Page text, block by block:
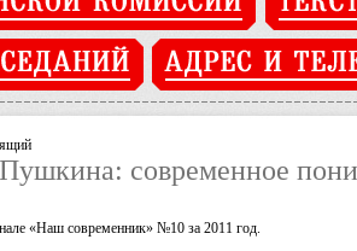
современное
«Наш современник» №10 за 2011 год.